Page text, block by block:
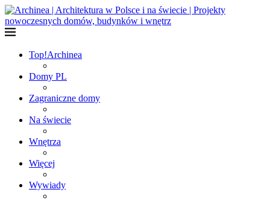
Top!Archinea
Domy PL
Zagraniczne domy
Na świecie
Wnętrza
Więcej
Wywiady